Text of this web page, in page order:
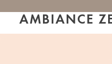
AMBIANCE